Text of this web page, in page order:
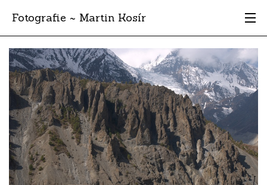
Fotografie ~ Martin Kosír
Moje obľúbené
Albumy
Miesta
Archív
Vyhľadávanie